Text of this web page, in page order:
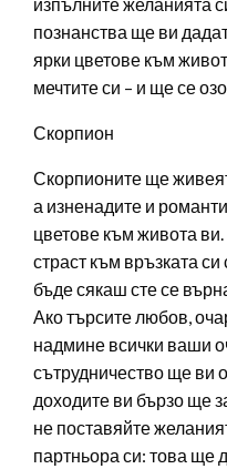
изпълните желанията
познанства ще ви
ярки цветове към
мечтите си – и ще се
Скорпион
Скорпионите ще
а изненадите и
цветове към живота
страст към връзката
бъде сякаш сте се
Ако търсите любов,
надмине всички ваши
сътрудничество ще ви
доходите ви бързо ще
не поставяйте
партньора си: това ще